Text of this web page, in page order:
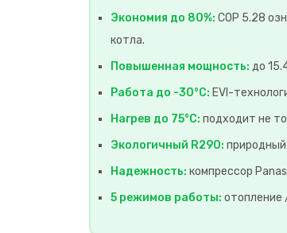
Экономия до 80%: COP 5.28
котла.
Повышенная мощность: до
Работа до -30°C: EVI-
Нагрев до 75°C: подходит не
Экологичный R290:
Надежность: компрессор
5 режимов работы: отопление